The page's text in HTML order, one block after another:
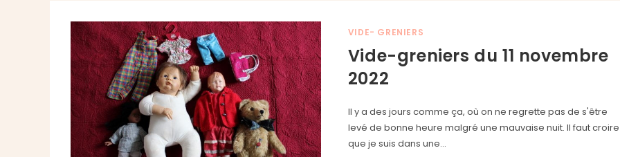
VIDE- GRENIERS
Vide-greniers du 11 novembre
2022
Il y a des jours comme ça, où on ne regrette pas de s'être
levé de bonne heure malgré une mauvaise nuit. Il faut croire
que je suis dans une…